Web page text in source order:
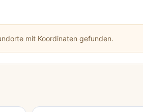
mit Koordinaten gefunden.